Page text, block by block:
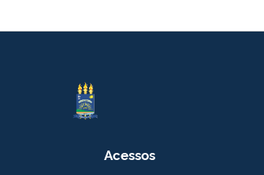
Acessos